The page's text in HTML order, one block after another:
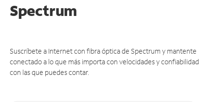
Spectrum
Suscríbete a Internet con fibra óptica de Spectrum y mantente
conectado a lo que más importa con velocidades y confiabilidad
con las que puedes contar.